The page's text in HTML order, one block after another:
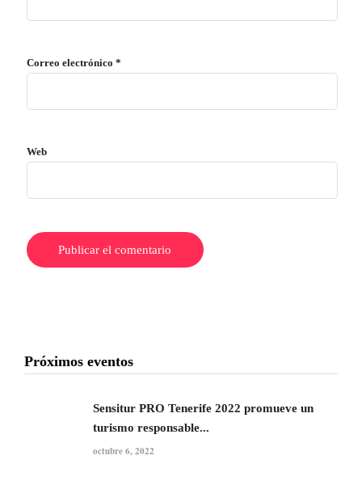
Correo electrónico *
Web
Próximos eventos
Sensitur PRO Tenerife 2022 promueve un
turismo responsable...
octubre 6, 2022